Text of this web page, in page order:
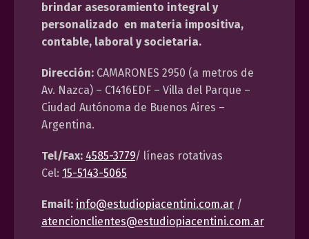
brindar asesoramiento integral y
personalizado en materia impositiva,
contable, laboral y societaria.
Dirección: CAMARONES 2950 (a metros de
Av. Nazca) – C1416EDF – Villa del Parque –
Ciudad Autónoma de Buenos Aires –
Argentina.
Tel/Fax: 4585-3779/ líneas rotativas
Cel: 15-5143-5065
Email: info@estudiopiacentini.com.ar /
atencionclientes@estudiopiacentini.com.ar